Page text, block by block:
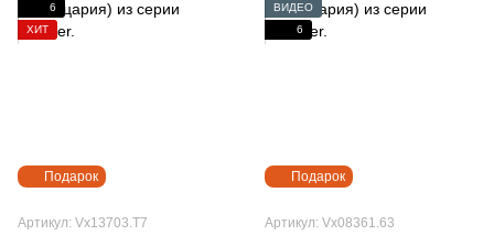
Подарок
6
ХИТ
Артикул: Vx13703.T7
Подарок
ВИДЕО
6
Артикул: Vx08361.63